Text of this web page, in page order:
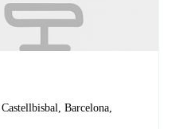
Barcelona,